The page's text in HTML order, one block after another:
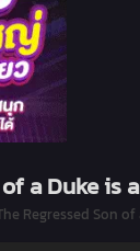
a Duke is
Regressed Son